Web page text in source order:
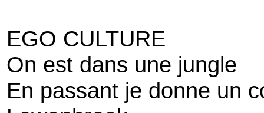
EGO CULTURE
On est dans une jungle
En passant je donne un